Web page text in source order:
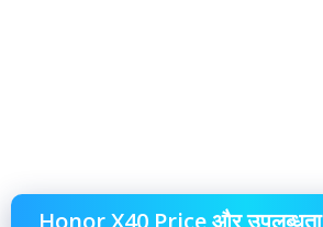
Honor X40 Price और उपलब्धता